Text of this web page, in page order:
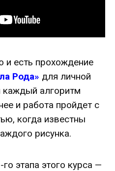
и есть прохождение
Рода» для личной
каждый алгоритм
и работа пройдет с
когда известны
рисунка.
этапа этого курса —